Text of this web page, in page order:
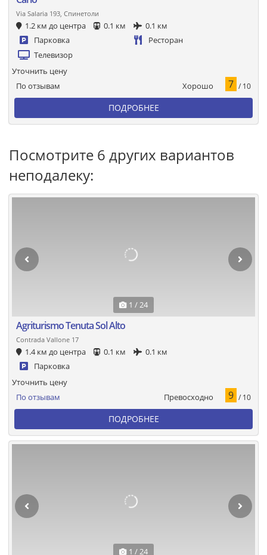
Via Salaria 193, Спинетоли
1.2 км до центра 0.1 км
0.1 км
Парковка
Ресторан
Телевизор
По отзывам Хорошо 7 / 10
Уточнить цену
ПОДРОБНЕЕ
Посмотрите 6 других вариантов
неподалеку:
1 / 24
Agriturismo Tenuta Sol Alto
Contrada Vallone 17
1.4 км до центра 0.1 км
0.1 км
Парковка
По отзывам Превосходно 9 / 10
Уточнить цену
ПОДРОБНЕЕ
1 / 24